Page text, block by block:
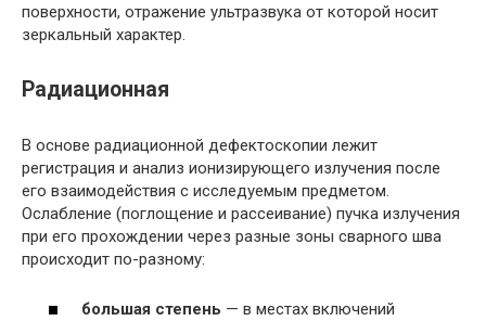
поверхности, отражение ультразвука от которой носит
зеркальный характер.
Радиационная
В основе радиационной дефектоскопии лежит
регистрация и анализ ионизирующего излучения после
его взаимодействия с исследуемым предметом.
Ослабление (поглощение и рассеивание) пучка излучения
при его прохождении через разные зоны сварного шва
происходит по-разному:
большая степень — в местах включений